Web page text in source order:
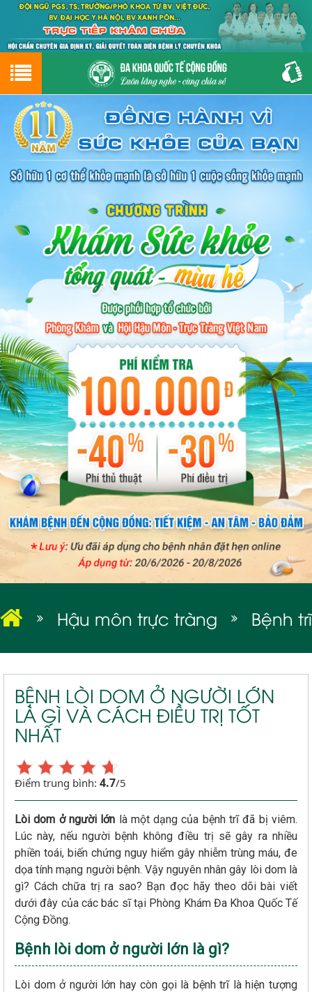
Hotline0243.9656.999tư vấn miễn phí
GIỚI THIỆU
GIỚI THIỆU VỀ PHÒNG KHÁM
CƠ SỞ VẬT CHẤT
ĐẶT HẸN LỊCH KHÁM
ĐƯỜNG TỚI PHÒNG KHÁM
PHỤ KHOA
BỆNH HẬU MÔN
BỆNH XÃ HỘI
Hậu môn trực tràng Bệnh trĩ
BỆNH LÒI DOM Ở NGƯỜI LỚN
LÀ GÌ VÀ CÁCH ĐIỀU TRỊ TỐT
NHẤT
Điểm trung bình: 4.7/5
Lòi dom ở người lớn là một dạng của bệnh trĩ đã bị viêm.
Lúc này, nếu người bệnh không điều trị sẽ gây ra nhiều
phiền toái, biến chứng nguy hiểm gây nhiễm trùng máu, đe
dọa tính mạng người bệnh. Vậy nguyên nhân gây lòi dom là
gì? Cách chữa trị ra sao? Bạn đọc hãy theo dõi bài viết
dưới đây của các bác sĩ tại Phòng Khám Đa Khoa Quốc Tế
Cộng Đồng.
Bệnh lòi dom ở người lớn là gì?
Lòi dom ở người lớn hay còn gọi là bệnh trĩ là hiện tượng